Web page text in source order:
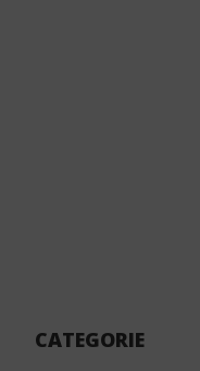
CATEGORIE